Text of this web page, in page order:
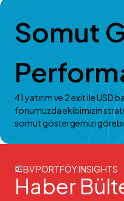
Somut
41 yatırım ve 2 exit ile USD
fonumuzda ekibimizin
somut göstergemizi
BV PORTFÖY INSIGHTS
Haber